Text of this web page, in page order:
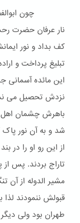
چون
نار عرفان حضرت
کف بداد و نور
تبلیغ پرداخت و
این مائده آسمانی
نزدش تحصیل می
باهرش چشمان اهل
شد و به آن نور
از این رو او را در
تاراج بردند. پس
مشیر الدوله از آن
قبولش ننمودند
طهران بود ولی